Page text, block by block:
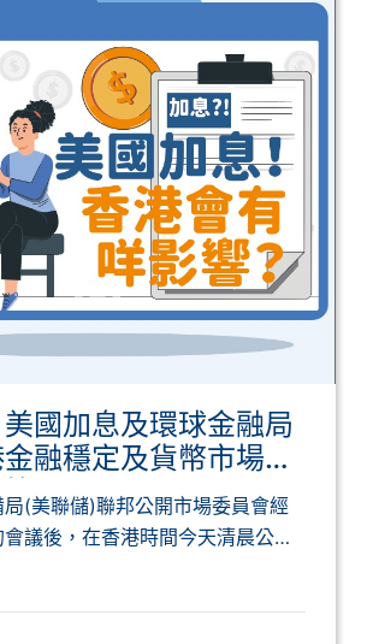
國加息及環球金融局
融穩定及貨幣市場影
(美聯儲)聯邦公開市場委員會經
議後，在香港時間今天清晨公布